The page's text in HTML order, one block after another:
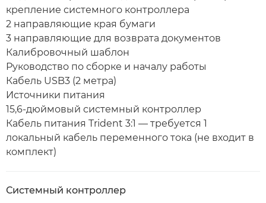
крепление системного контроллера
2 направляющие края бумаги
3 направляющие для возврата документов
Калибровочный шаблон
Руководство по сборке и началу работы
Кабель USB3 (2 метра)
Источники питания
15,6-дюймовый системный контроллер
Кабель питания Trident 3:1 — требуется 1
локальный кабель переменного тока (не входит в
комплект)
Системный контроллер